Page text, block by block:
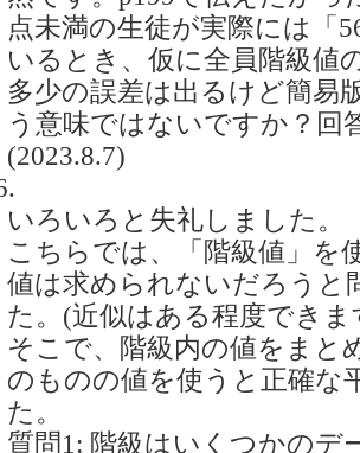
点未満の生徒が実際には「
いるとき、仮に全員階級値
多少の誤差は出るけど簡易
う意味ではないですか？回
(2023.8.7)
いろいろと失礼しました。
こちらでは、「階級値」を
値は求められないだろうと
た。(近似はある程度できま
そこで、階級内の値をまと
のものの値を使うと正確な
た。
質問1: 階級はいくつかのデ